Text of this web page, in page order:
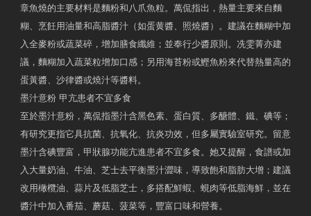
章魚燒的主要材料是麵粉和八爪魚粒。萬侃指出，熱量主要來自麵
糊、烹飪用油量和高脂醬汁（如蛋黄醬、照燒醬）。建議在麵糊中加
入全麥粉或蔬菜碎，增加膳食纖維；並奉行少醬原則。冼雯菁亦建
議，麵糊加入蔬菜粒增加口感；另用海苔粉或鰹魚粉來代替熱量高的
蛋黃醬、沙律醬或燒汁等醬料。
墨汁意粉 甲亢患者不宜多食
至於墨汁意粉，萬侃指墨汁含黑色素、蛋白質、多醣體、鐵、碘等；
有研究更指它具抗菌、抗氧化、抗炎功效，但多屬實驗室研究。留意
墨汁含碘豐富，甲狀腺功能亢進患者不宜多食。她又提醒，食譜或加
入大量奶油、牛油、芝士去平衡墨汁澀味，導致飽和脂肪大增；建議
改用橄欖油、蒜片及低脂芝士，多搭配鮮蝦、蜆肉等低脂海鮮，並在
醬汁中加入番茄、蘑菇、菠菜等，豐富口味和營養。